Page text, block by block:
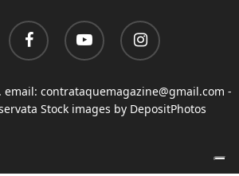
facebook youtube instagram
email: contrataquemagazine@gmail.com -
Stock images by DepositPhotos